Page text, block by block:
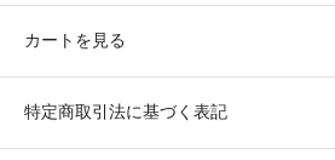
カートを見る
特定商取引法に基づく表記